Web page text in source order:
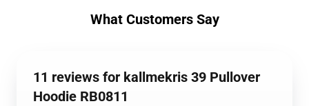
What Customers Say
11 reviews for kallmekris 39 Pullover
Hoodie RB0811